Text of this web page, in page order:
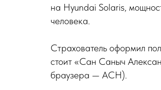
на Hyundai Solaris,
человека.
Страхователь оформил
стоит «Сан Саныч
браузера — АСН).